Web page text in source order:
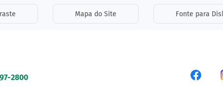
de acessibilidade
Mapa do Site Fonte para
2800